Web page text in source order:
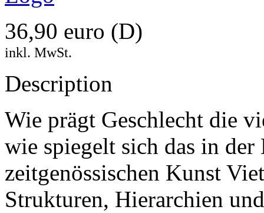
36,90 euro (D)
inkl. MwSt.
Description
Wie prägt Geschlecht die
wie spiegelt sich das in der
zeitgenössischen Kunst
Strukturen, Hierarchien